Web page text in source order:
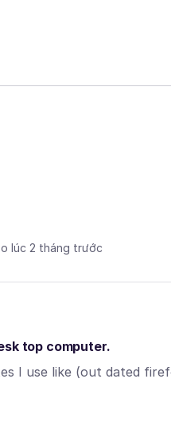
lúc 2 tháng trước
top computer.
I use like (out dated